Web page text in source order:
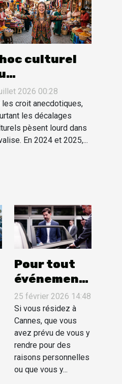
culturel
:
le
le
2026 00:28
les croit anecdotiques,
les décalages
pèsent lourd dans
En 2024 et 2025,...
Pour tout
événement
à Cannes,
réservez un
VTC avec
cette
société
privée !
25 février 2026 14:48
Si vous résidez à
Cannes, que vous
avez prévu de vous y
rendre pour des
raisons personnelles
ou que vous y...